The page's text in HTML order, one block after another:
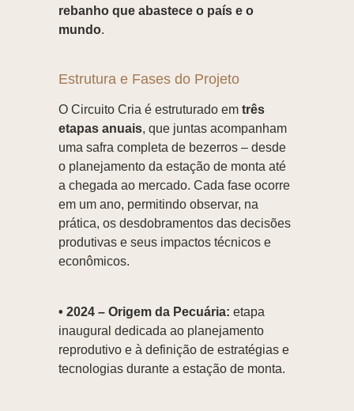
rebanho que abastece o país e o
mundo.
Estrutura e Fases do Projeto
O Circuito Cria é estruturado em três
etapas anuais, que juntas acompanham
uma safra completa de bezerros – desde
o planejamento da estação de monta até
a chegada ao mercado. Cada fase ocorre
em um ano, permitindo observar, na
prática, os desdobramentos das decisões
produtivas e seus impactos técnicos e
econômicos.
• 2024 – Origem da Pecuária: etapa
inaugural dedicada ao planejamento
reprodutivo e à definição de estratégias e
tecnologias durante a estação de monta.